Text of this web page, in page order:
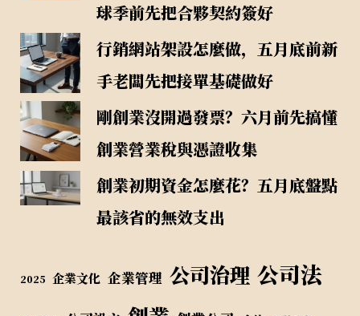
球季前先把合夥契約簽好
行銷網站架設怎麼做，五月底前新
手老闆先把接單基礎做好
剛創業沒開過發票？六月前先搞懂
創業營業稅與憑證收集
創業初期資金怎麼花？五月底盤點
最該省的無效支出
2025 企業文化 企業管理 公司治理 公司法